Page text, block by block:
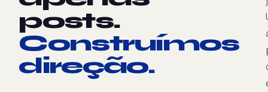
posts.
Construímos
direção.